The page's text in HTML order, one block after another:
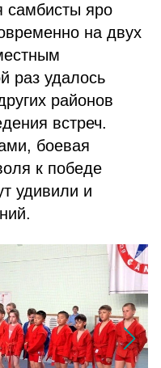
самбисты яро
на двух
раз удалось
районов
встреч.
боевая
к победе
удивили и